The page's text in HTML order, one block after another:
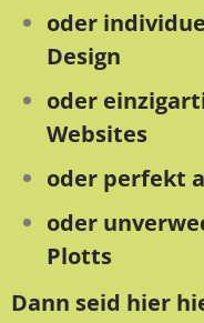
oder
Design
oder
Websites
oder perfekt
oder
Plotts
Dann seid hier